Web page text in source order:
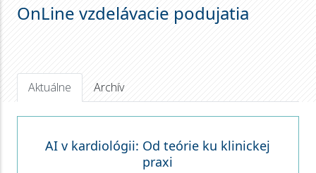
OnLine vzdelávacie podujatia
Aktuálne Archív
AI v kardiológii: Od teórie ku klinickej
praxi